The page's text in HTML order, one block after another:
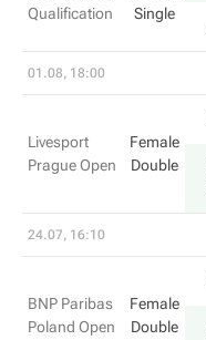
Qualification
Single
01.08, 18:00
Livesport
Prague Open
Female
Double
24.07, 16:10
BNP Paribas
Poland Open
Female
Double